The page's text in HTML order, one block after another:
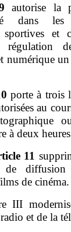
autorise la
dans les
sportives
régulation
numérique
porte à trois
au
à deux
11
de
de cinéma.
III
et de la